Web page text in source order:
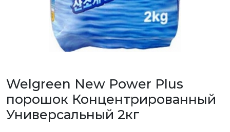
Welgreen New Power Plus
порошок Концентрированный
Универсальный 2кг